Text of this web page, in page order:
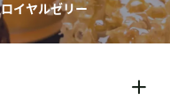
イヤルゼリー